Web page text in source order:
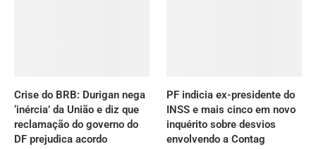
Crise do BRB: Durigan nega
‘inércia’ da União e diz que
reclamação do governo do
DF prejudica acordo
PF indicia ex-presidente do
INSS e mais cinco em novo
inquérito sobre desvios
envolvendo a Contag